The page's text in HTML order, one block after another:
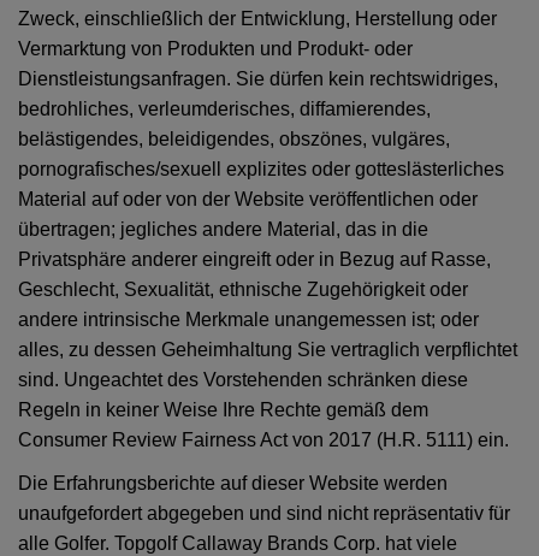
Zweck, einschließlich der Entwicklung, Herstellung oder
Vermarktung von Produkten und Produkt- oder
Dienstleistungsanfragen. Sie dürfen kein rechtswidriges,
bedrohliches, verleumderisches, diffamierendes,
belästigendes, beleidigendes, obszönes, vulgäres,
pornografisches/sexuell explizites oder gotteslästerliches
Material auf oder von der Website veröffentlichen oder
übertragen; jegliches andere Material, das in die
Privatsphäre anderer eingreift oder in Bezug auf Rasse,
Geschlecht, Sexualität, ethnische Zugehörigkeit oder
andere intrinsische Merkmale unangemessen ist; oder
alles, zu dessen Geheimhaltung Sie vertraglich verpflichtet
sind. Ungeachtet des Vorstehenden schränken diese
Regeln in keiner Weise Ihre Rechte gemäß dem
Consumer Review Fairness Act von 2017 (H.R. 5111) ein.
Die Erfahrungsberichte auf dieser Website werden
unaufgefordert abgegeben und sind nicht repräsentativ für
alle Golfer. Topgolf Callaway Brands Corp. hat viele